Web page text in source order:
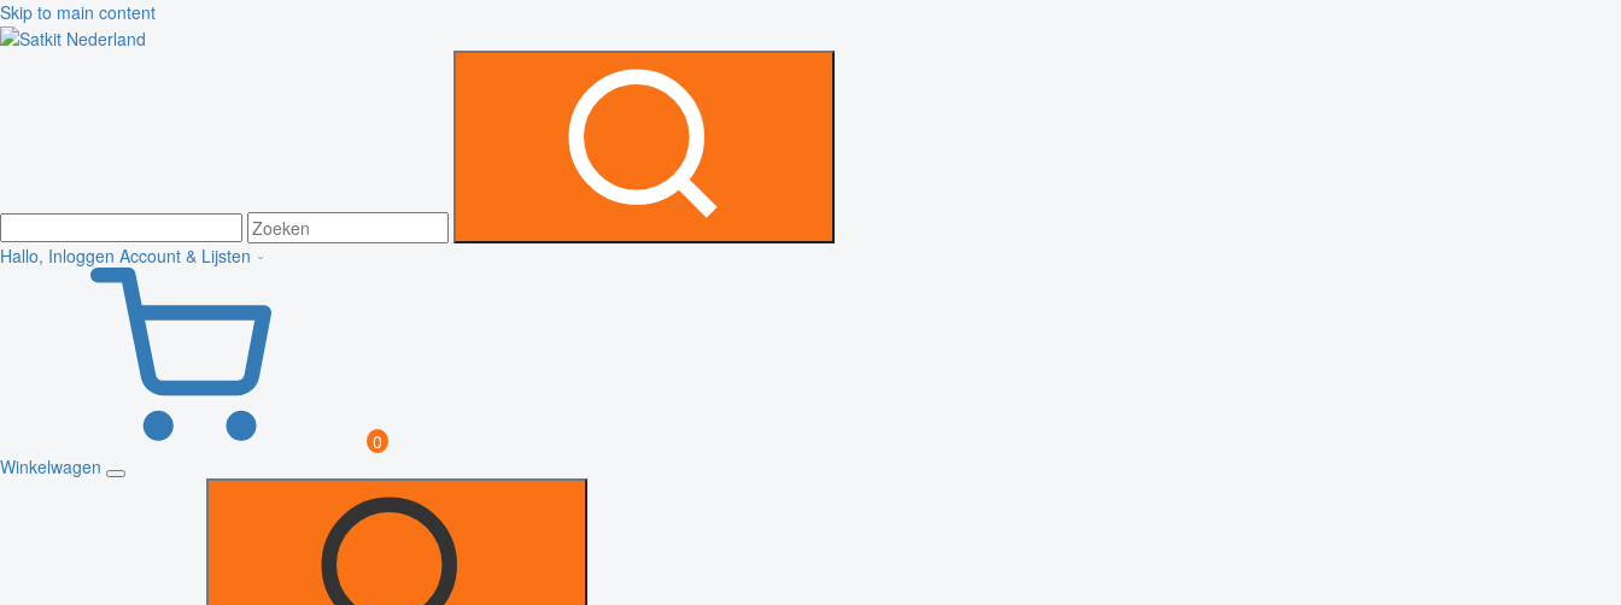
Skip to main content
Hallo, Inloggen Account & Lijsten
0
Winkelwagen